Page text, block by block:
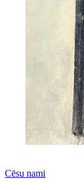
Cēsu nami